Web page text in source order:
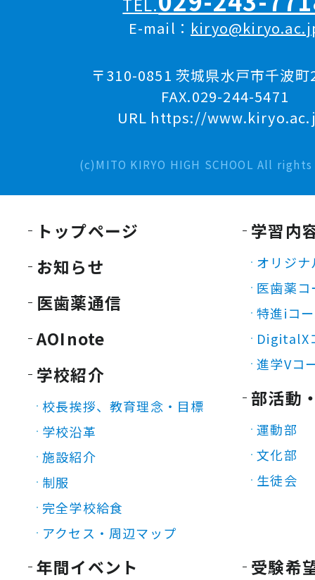
E-mail：
〒310-0851 茨城県水戸市千波
FAX.029-244-5471
URL https://
(c)MITO KIRYO HIGH SCHOOL All
トップページ
お知らせ
医歯薬通信
AOInote
学校紹介
校長挨拶、教育理念・目標
学校沿革
施設紹介
制服
完全学校給食
アクセス・周辺マップ
学習内
オリジ
医歯薬コ
特進iコ
DigitalX
進学Vコ
部活動
運動部
文化部
生徒会
年間イベント 受験希